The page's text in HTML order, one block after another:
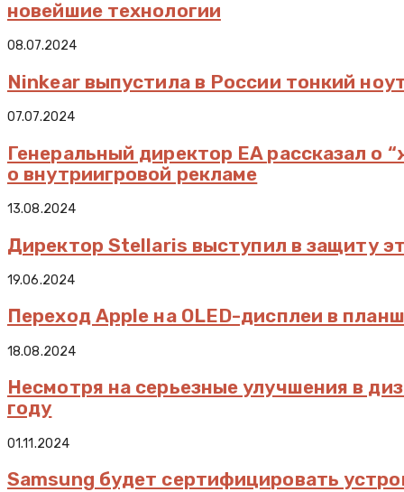
новейшие технологии
08.07.2024
Ninkear выпустила в России тонкий
07.07.2024
Генеральный директор EA рассказал о
о внутриигровой рекламе
13.08.2024
Директор Stellaris выступил в защиту
19.06.2024
Переход Apple на OLED-дисплеи в
18.08.2024
Несмотря на серьезные улучшения в
году
01.11.2024
Samsung будет сертифицировать